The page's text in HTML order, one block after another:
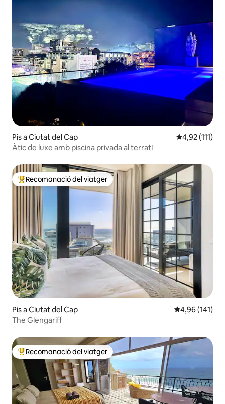
Pis a Ciutat del Cap 4,92 de
4,92 (111)
Àtic de luxe amb piscina privada al terrat!
Principals recomanacions dels viatgers
Recomanació del viatger
Pis a Ciutat del Cap 4,96 de
4,96 (141)
The Glengariff
Principals recomanacions dels viatgers
Recomanació del viatger